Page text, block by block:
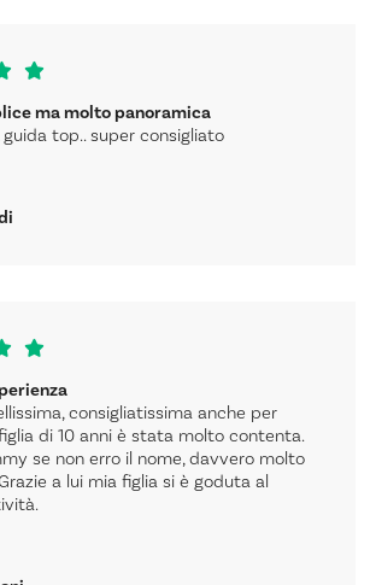
ma molto panoramica
guida top.. super consigliato
consigliatissima anche per
di 10 anni è stata molto contenta.
se non erro il nome, davvero molto
a lui mia figlia si è goduta al